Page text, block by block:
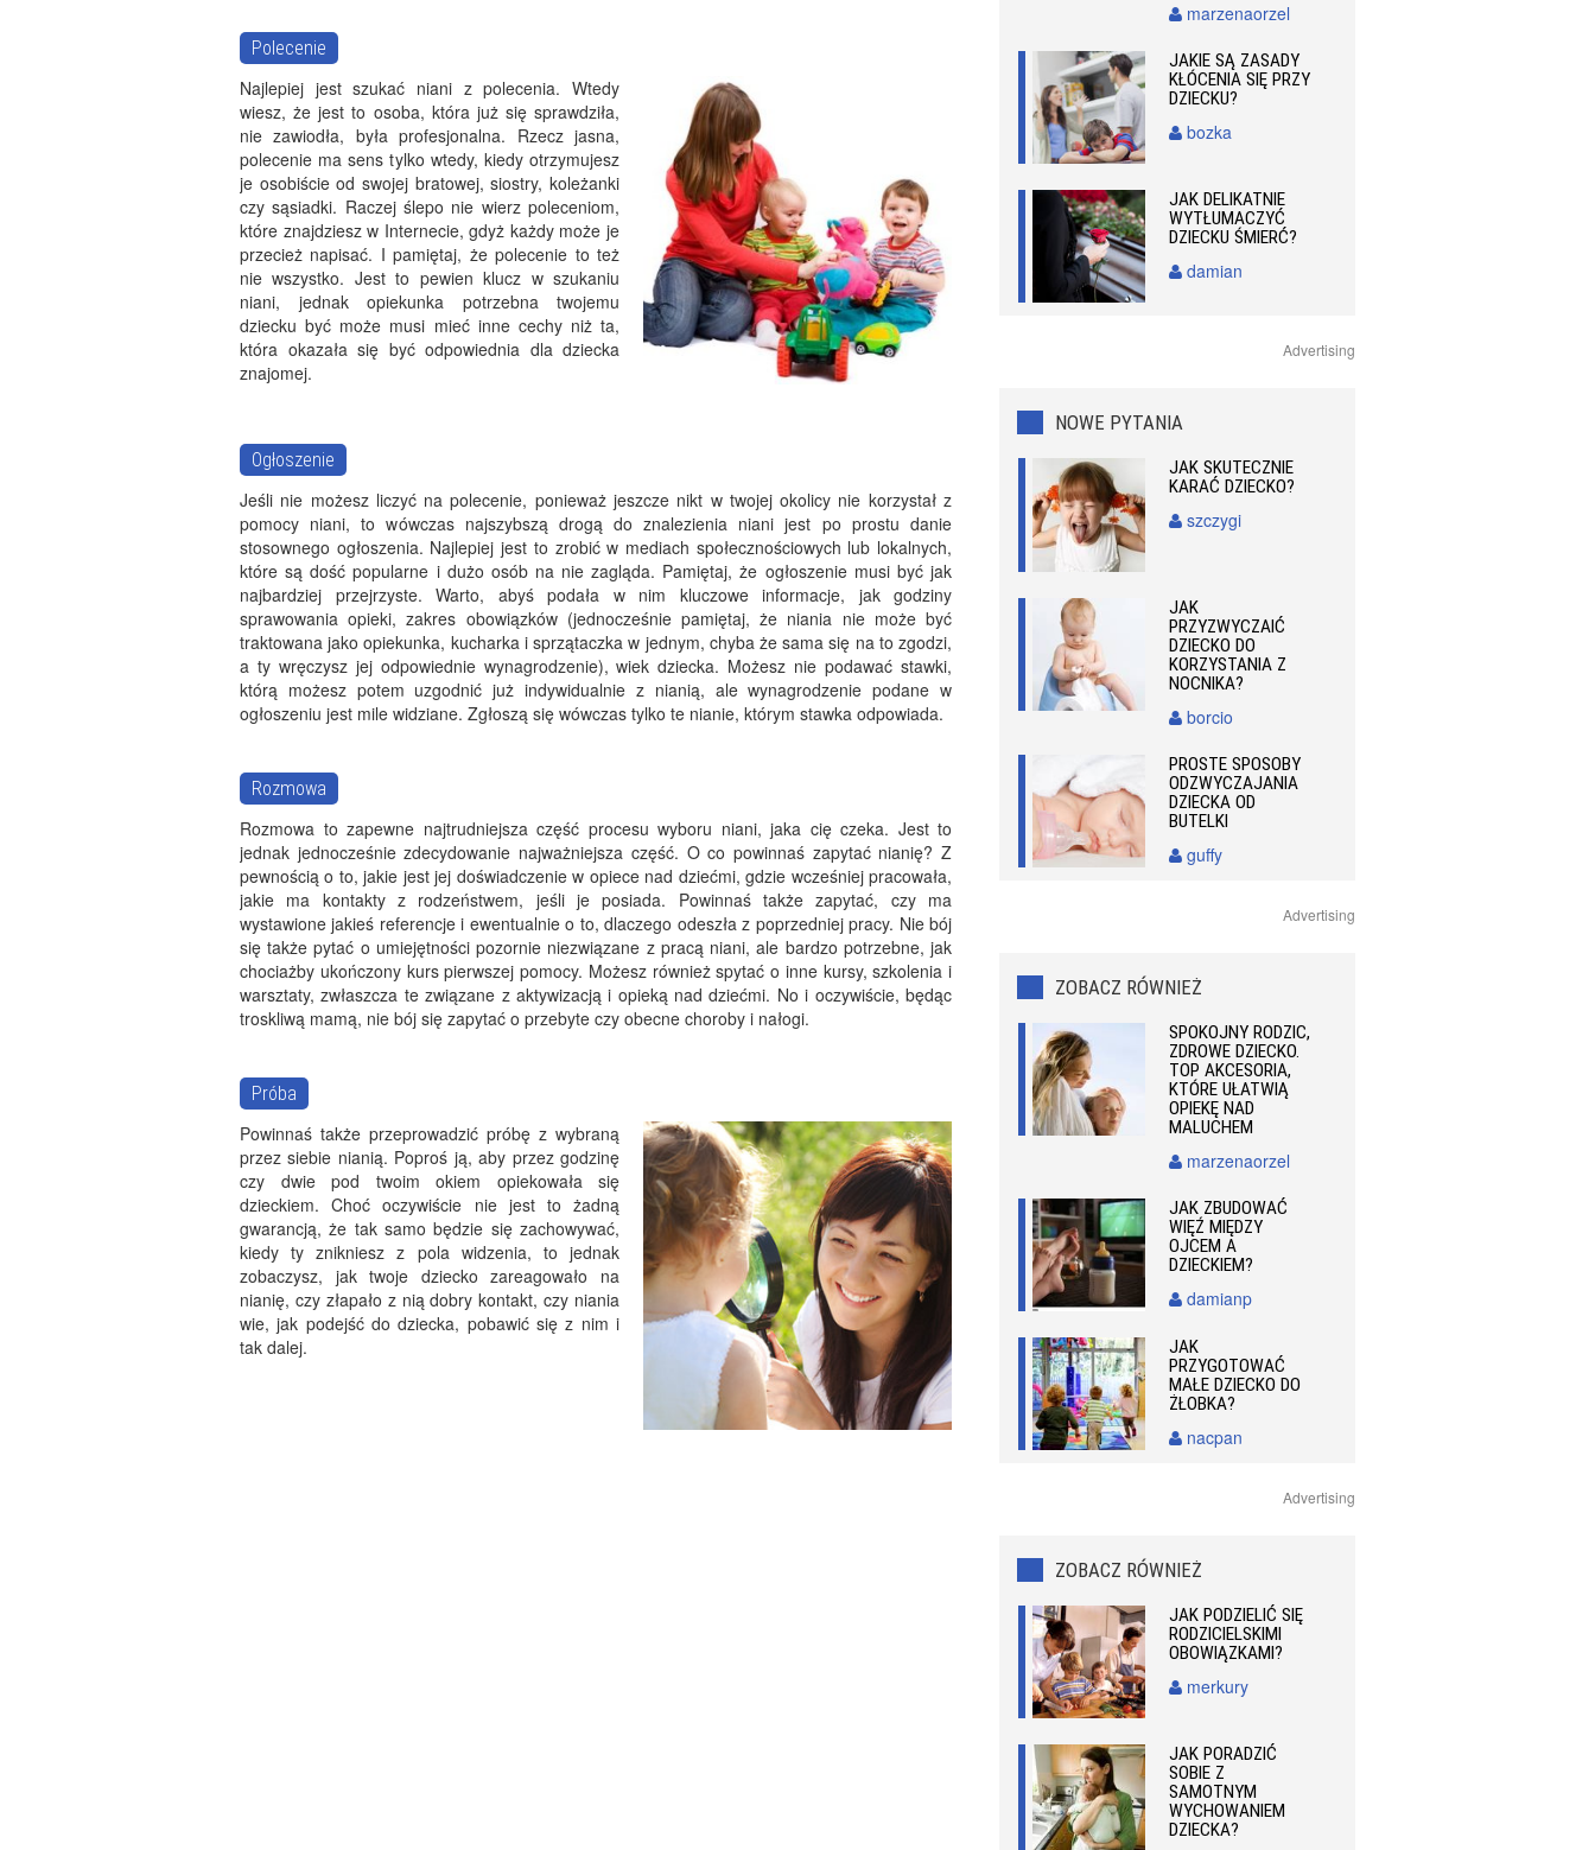
Polecenie
Najlepiej jest szukać niani z polecenia. Wtedy
wiesz, że jest to osoba, która już się sprawdziła,
nie zawiodła, była profesjonalna. Rzecz jasna,
polecenie ma sens tylko wtedy, kiedy otrzymujesz
je osobiście od swojej bratowej, siostry, koleżanki
czy sąsiadki. Raczej ślepo nie wierz poleceniom,
które znajdziesz w Internecie, gdyż każdy może je
przecież napisać. I pamiętaj, że polecenie to też
nie wszystko. Jest to pewien klucz w szukaniu
niani, jednak opiekunka potrzebna twojemu
dziecku być może musi mieć inne cechy niż ta,
która okazała się być odpowiednia dla dziecka
znajomej.
Ogłoszenie
Jeśli nie możesz liczyć na polecenie, ponieważ jeszcze nikt w twojej okolicy nie korzystał z
pomocy niani, to wówczas najszybszą drogą do znalezienia niani jest po prostu danie
stosownego ogłoszenia. Najlepiej jest to zrobić w mediach społecznościowych lub lokalnych,
które są dość popularne i dużo osób na nie zagląda. Pamiętaj, że ogłoszenie musi być jak
najbardziej przejrzyste. Warto, abyś podała w nim kluczowe informacje, jak godziny
sprawowania opieki, zakres obowiązków (jednocześnie pamiętaj, że niania nie może być
traktowana jako opiekunka, kucharka i sprzątaczka w jednym, chyba że sama się na to zgodzi,
a ty wręczysz jej odpowiednie wynagrodzenie), wiek dziecka. Możesz nie podawać stawki,
którą możesz potem uzgodnić już indywidualnie z nianią, ale wynagrodzenie podane w
ogłoszeniu jest mile widziane. Zgłoszą się wówczas tylko te nianie, którym stawka odpowiada.
Rozmowa
Rozmowa to zapewne najtrudniejsza część procesu wyboru niani, jaka cię czeka. Jest to
jednak jednocześnie zdecydowanie najważniejsza część. O co powinnaś zapytać nianię? Z
pewnością o to, jakie jest jej doświadczenie w opiece nad dziećmi, gdzie wcześniej pracowała,
jakie ma kontakty z rodzeństwem, jeśli je posiada. Powinnaś także zapytać, czy ma
wystawione jakieś referencje i ewentualnie o to, dlaczego odeszła z poprzedniej pracy. Nie bój
się także pytać o umiejętności pozornie niezwiązane z pracą niani, ale bardzo potrzebne, jak
chociażby ukończony kurs pierwszej pomocy. Możesz również spytać o inne kursy, szkolenia i
warsztaty, zwłaszcza te związane z aktywizacją i opieką nad dziećmi. No i oczywiście, będąc
troskliwą mamą, nie bój się zapytać o przebyte czy obecne choroby i nałogi.
Próba
Powinnaś także przeprowadzić próbę z wybraną
przez siebie nianią. Poproś ją, aby przez godzinę
czy dwie pod twoim okiem opiekowała się
dzieckiem. Choć oczywiście nie jest to żadną
gwarancją, że tak samo będzie się zachowywać,
kiedy ty znikniesz z pola widzenia, to jednak
zobaczysz, jak twoje dziecko zareagowało na
nianię, czy złapało z nią dobry kontakt, czy niania
wie, jak podejść do dziecka, pobawić się z nim i
tak dalej.
marzenaorzel
JAKIE SĄ ZASADY
KŁÓCENIA SIĘ PRZY
DZIECKU?
bozka
JAK DELIKATNIE
WYTŁUMACZYĆ
DZIECKU ŚMIERĆ?
damian
Advertising
NOWE PYTANIA
JAK SKUTECZNIE
KARAĆ DZIECKO?
szczygi
JAK
PRZYZWYCZAIĆ
DZIECKO DO
KORZYSTANIA Z
NOCNIKA?
borcio
PROSTE SPOSOBY
ODZWYCZAJANIA
DZIECKA OD
BUTELKI
guffy
Advertising
ZOBACZ RÓWNIEŻ
SPOKOJNY RODZIC,
ZDROWE DZIECKO.
TOP AKCESORIA,
KTÓRE UŁATWIĄ
OPIEKĘ NAD
MALUCHEM
marzenaorzel
JAK ZBUDOWAĆ
WIĘŹ MIĘDZY
OJCEM A
DZIECKIEM?
damianp
JAK
PRZYGOTOWAĆ
MAŁE DZIECKO DO
ŻŁOBKA?
nacpan
Advertising
ZOBACZ RÓWNIEŻ
JAK PODZIELIĆ SIĘ
RODZICIELSKIMI
OBOWIĄZKAMI?
merkury
JAK PORADZIĆ
SOBIE Z
SAMOTNYM
WYCHOWANIEM
DZIECKA?